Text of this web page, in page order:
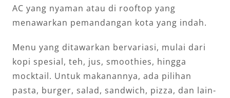
AC yang nyaman atau di rooftop yang
menawarkan pemandangan kota yang indah.
Menu yang ditawarkan bervariasi, mulai dari
kopi spesial, teh, jus, smoothies, hingga
mocktail. Untuk makanannya, ada pilihan
pasta, burger, salad, sandwich, pizza, dan lain-